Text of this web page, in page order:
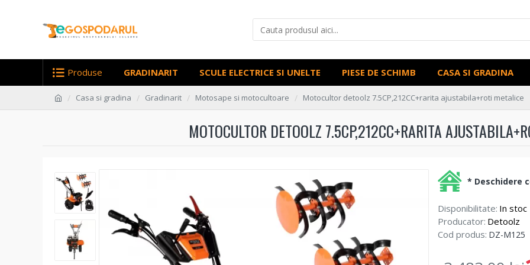
Produse GRADINARIT SCULE ELECTRICE SI UNELTE PIESE DE SCHIMB CASA SI GRADINA
Casa si gradina Gradinarit Motosape si motocultoare Motocultor detoolz 7.5CP,212CC+rarita ajustabila+roti metalice
MOTOCULTOR DETOOLZ 7.5CP,212CC+RARITA
Disponibilitate: In stoc
Producator: Detoolz
Cod produs: DZ-M125
* Deschidere